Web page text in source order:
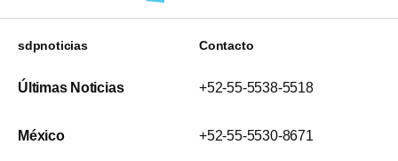
sdpnoticias
Últimas Noticias
México
Contacto
+52-55-5538-5518
+52-55-5530-8671